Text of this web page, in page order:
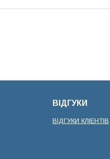
ВІДГУКИ
ВІДГУКИ КЛІЕНТІВ